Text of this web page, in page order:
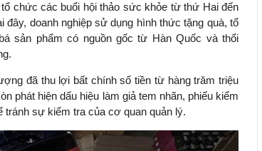
chức các buổi hội thảo sức khỏe từ thứ Hai đến
doanh nghiệp sử dụng hình thức tặng quà, tổ
sản phẩm có nguồn gốc từ Hàn Quốc và thổi
đã thu lợi bất chính số tiền từ hàng trăm triệu
phát hiện dấu hiệu làm giả tem nhãn, phiếu kiểm
tránh sự kiểm tra của cơ quan quản lý.